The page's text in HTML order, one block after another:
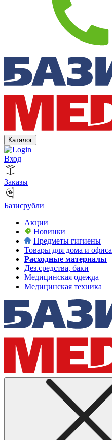
Каталог
Вход
Заказы
Базисрубли
Акции
Новинки
Предметы гигиены
Товары для дома и офиса
Расходные материалы
Дез.средства, баки
Медицинская одежда
Медицинская техника